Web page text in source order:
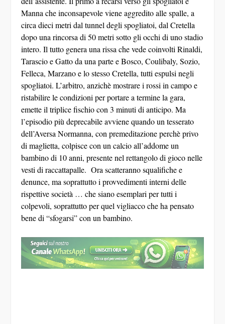
Manna che inconsapevole viene aggredito alle spalle, a
circa dieci metri dal tunnel degli spogliatoi, dal Cretella
dopo una rincorsa di 50 metri sotto gli occhi di uno stadio
intero. Il tutto genera una rissa che vede coinvolti Rinaldi,
Tarascio e Gatto da una parte e Bosco, Coulibaly, Sozio,
Felleca, Marzano e lo stesso Cretella, tutti espulsi negli
spogliatoi. L’arbitro, anzichè mostrare i rossi in campo e
ristabilire le condizioni per portare a termine la gara,
emette il triplice fischio con 3 minuti di anticipo. Ma
l’episodio più deprecabile avviene quando un tesserato
dell’Aversa Normanna, con premeditazione perchè privo
di maglietta, colpisce con un calcio all’addome un
bambino di 10 anni, presente nel rettangolo di gioco nelle
vesti di raccattapalle. Ora scatteranno squalifiche e
denunce, ma soprattutto i provvedimenti interni delle
rispettive società … che siano esemplari per tutti i
colpevoli, soprattutto per quel vigliacco che ha pensato
bene di “sfogarsi” con un bambino.